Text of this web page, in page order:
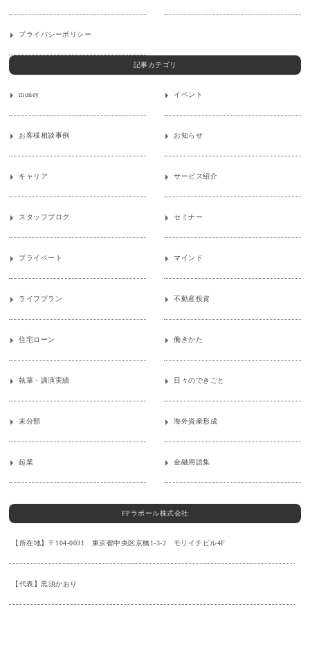
プライバシーポリシー
記事カテゴリ
money イベント
お客様相談事例 お知らせ
キャリア サービス紹介
スタッフブログ セミナー
プライベート マインド
ライフプラン 不動産投資
住宅ローン 働きかた
執筆・講演実績 日々のできごと
未分類 海外資産形成
起業 金融用語集
FPラポール株式会社
【所在地】〒104-0031 東京都中央区京橋1-3-2 モリイチビル4F
【代表】黒須かおり